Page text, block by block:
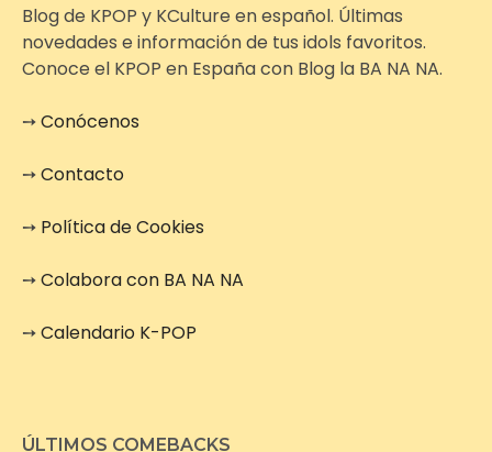
Blog de KPOP y KCulture en español. Últimas
novedades e información de tus idols favoritos.
Conoce el KPOP en España con Blog la BA NA NA.
➙Conócenos
➙Contacto
➙ Política de Cookies
➙Colabora con BA NA NA
➙Calendario K-POP
ÚLTIMOS COMEBACKS